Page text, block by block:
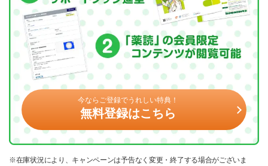
今ならご登録でうれしい特典！
無料登録はこちら
※在庫状況により、キャンペーンは予告なく変更・終了する場合がございま